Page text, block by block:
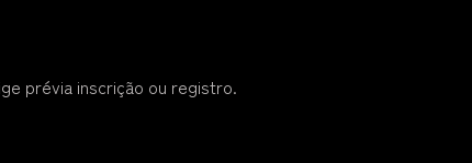
prévia inscrição ou registro.